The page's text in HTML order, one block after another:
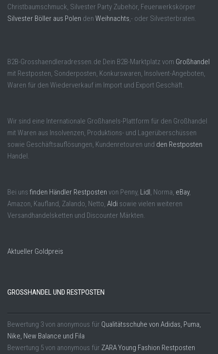
Christbaumschmuck, Silvester Party Zubehör, Feuerwerkskörper
Silvester Böller aus Polen den Weihnachts ,- oder Silvesterbraten.
B2B-Grosshaendleradressen.de Dein B2B-Marktplatz vom Großhandel
mit Restposten, Sonderposten, Konkurswaren, Insolvent-Angeboten,
Waren für den Wiederverkauf im Import und Export Geschäft.
Wir sind eine Internationale Großhanels-Plattform für den Großhandel
mit Waren aus Insolvenzen, Produktions- und Lagerüberschüssen
sowie Geschäftsauflösungen, Kundenretouren und den Restposten
Handel.
Bei uns finden Händler Restposten von Penny, Lidl , Norma, eBay,
Amazon, Kaufland, Zalando, Netto, Aldi sowie vielen weiteren
Versandhandelsketten und Discounter Märkten.
Aktueller Goldpreis
GROSSHANDEL UND RESTPOSTEN
Bewertung 3von anonymous für Qualitätsschuhe von Adidas, Puma,
Nike, New Balance und Fila
Bewertung 5von anonymous für ZARA Young Fashion Restposten